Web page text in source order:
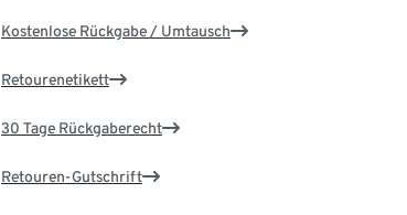
Kostenlose Rückgabe / Umtausch
Retourenetikett
30 Tage Rückgaberecht
Retouren-Gutschrift